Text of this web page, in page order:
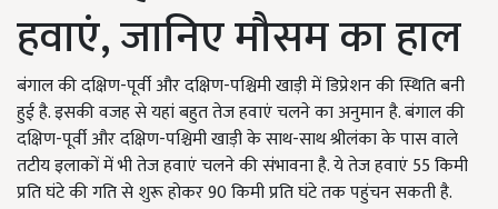
हवाएं, जानिए मौसम का हाल
बंगाल की दक्षिण-पूर्वी और दक्षिण-पश्चिमी खाड़ी में डिप्रेशन की स्थिति बनी
हुई है. इसकी वजह से यहां बहुत तेज हवाएं चलने का अनुमान है. बंगाल की
दक्षिण-पूर्वी और दक्षिण-पश्चिमी खाड़ी के साथ-साथ श्रीलंका के पास वाले
तटीय इलाकों में भी तेज हवाएं चलने की संभावना है. ये तेज हवाएं 55 किमी
प्रति घंटे की गति से शुरू होकर 90 किमी प्रति घंटे तक पहुंचन सकती है.